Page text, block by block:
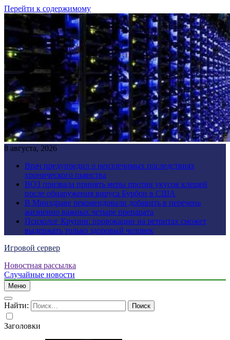
Перейти к содержимому
8 августа, 2026
Врач предупредил о неизлечимых последствиях
хронического пьянства
ВОЗ призвала принять меры против укусов клещей
после обнаружения вируса Бурбон в США
В Минздраве рекомендовали добавить в перечень
жизненно важных четыре препарата
Психолог Крупин: провокации на ретритах сможет
выдержать только здоровый человек
Игровой сервер
Новостная рассылка
Случайные новости
Меню
Найти:
Заголовки